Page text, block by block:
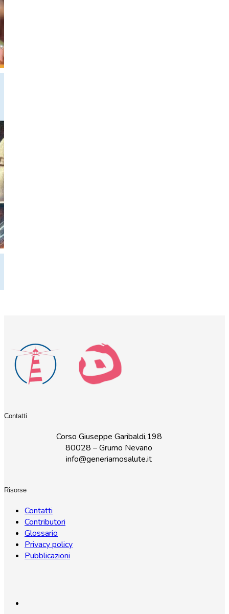
Contatti
Corso Giuseppe Garibaldi,198
80028 – Grumo Nevano
info@generiamosalute.it
Risorse
Contatti
Contributori
Glossario
Privacy policy
Pubblicazioni